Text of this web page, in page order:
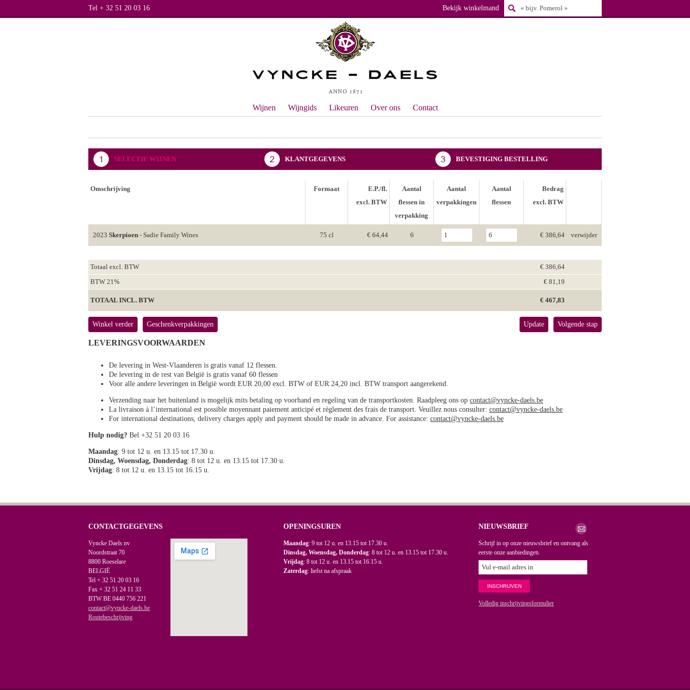
Tel + 32 51 20 03 16 Bekijk winkelmand
Wijnen Wijngids Likeuren Over ons Contact
SELECTIE WIJNEN KLANTGEGEVENS BEVESTIGING BESTELLING
Omschrijving Formaat
E.P./fl.
excl. BTW
Aantal
flessen in
verpakking
Aantal
verpakkingen
Aantal
flessen
Bedrag
excl. BTW
2023 Skerpioen - Sadie Family Wines 75 cl € 64,44 6 € 386,64 verwijder
Totaal excl. BTW
€ 386,64
BTW 21%
€ 81,19
TOTAAL INCL. BTW € 467,83
Winkel verder Geschenkverpakkingen Volgende stap
Update
LEVERINGSVOORWAARDEN
De levering in West-Vlaanderen is gratis vanaf 12 flessen.
De levering in de rest van België is gratis vanaf 60 flessen
Voor alle andere leveringen in België wordt EUR 20,00 excl. BTW of EUR 24,20 incl. BTW transport aangerekend.
Verzending naar het buitenland is mogelijk mits betaling op voorhand en regeling van de transportkosten. Raadpleeg ons op contact@vyncke-daels.be
La livraison à l’international est possible moyennant paiement anticipé et règlement des frais de transport. Veuillez nous consulter: contact@vyncke-daels.be
For international destinations, delivery charges apply and payment should be made in advance. For assistance: contact@vyncke-daels.be
Hulp nodig? Bel +32 51 20 03 16
Maandag: 9 tot 12 u. en 13.15 tot 17.30 u.
Dinsdag, Woensdag, Donderdag: 8 tot 12 u. en 13.15 tot 17.30 u.
Vrijdag: 8 tot 12 u. en 13.15 tot 16.15 u.
CONTACTGEGEVENS
Vyncke Daels nv
Noordstraat 70
8800 Roeselare
BELGIË
Tel + 32 51 20 03 16
Fax + 32 51 24 11 33
BTW BE 0440 756 221
contact@vyncke-daels.be
Routebeschrijving
OPENINGSUREN
Maandag: 9 tot 12 u. en 13.15 tot 17.30 u.
Dinsdag, Woensdag, Donderdag: 8 tot 12 u. en 13.15 tot 17.30 u.
Vrijdag: 8 tot 12 u. en 13.15 tot 16.15 u.
Zaterdag: liefst na afspraak
NIEUWSBRIEF
Schrijf in op onze nieuwsbrief en ontvang als
eerste onze aanbiedingen.
Volledig inschrijvingsformulier